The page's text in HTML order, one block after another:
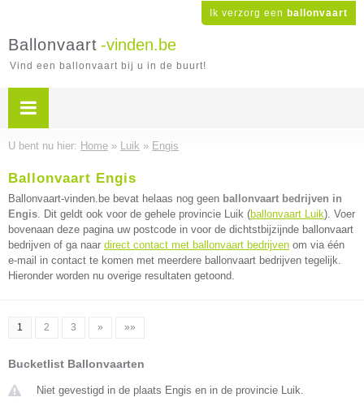
Ik verzorg een ballonvaart
Ballonvaart -vinden.be
Vind een ballonvaart bij u in de buurt!
U bent nu hier: Home » Luik » Engis
Ballonvaart Engis
Ballonvaart-vinden.be bevat helaas nog geen ballonvaart bedrijven in
Engis. Dit geldt ook voor de gehele provincie Luik (ballonvaart Luik). Voer
bovenaan deze pagina uw postcode in voor de dichtstbijzijnde ballonvaart
bedrijven of ga naar direct contact met ballonvaart bedrijven om via één
e-mail in contact te komen met meerdere ballonvaart bedrijven tegelijk.
Hieronder worden nu overige resultaten getoond.
1 2 3 » »»
Bucketlist Ballonvaarten
Niet gevestigd in de plaats Engis en in de provincie Luik.